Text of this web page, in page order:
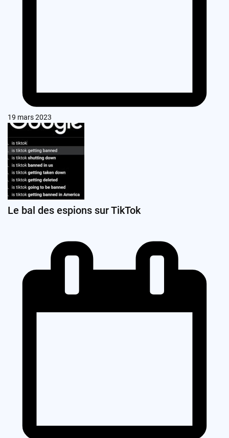
19 mars 2023
Le bal des espions sur TikTok